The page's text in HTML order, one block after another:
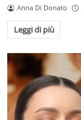
Anna Di Donato
Leggi di più